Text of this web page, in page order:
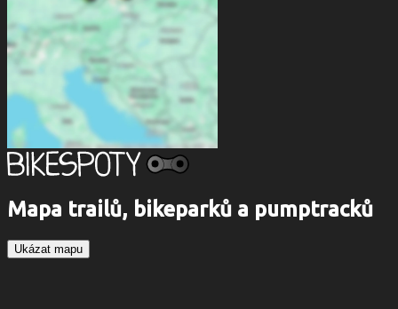
Mapa trailů, bikeparků a pumptracků
Ukázat mapu